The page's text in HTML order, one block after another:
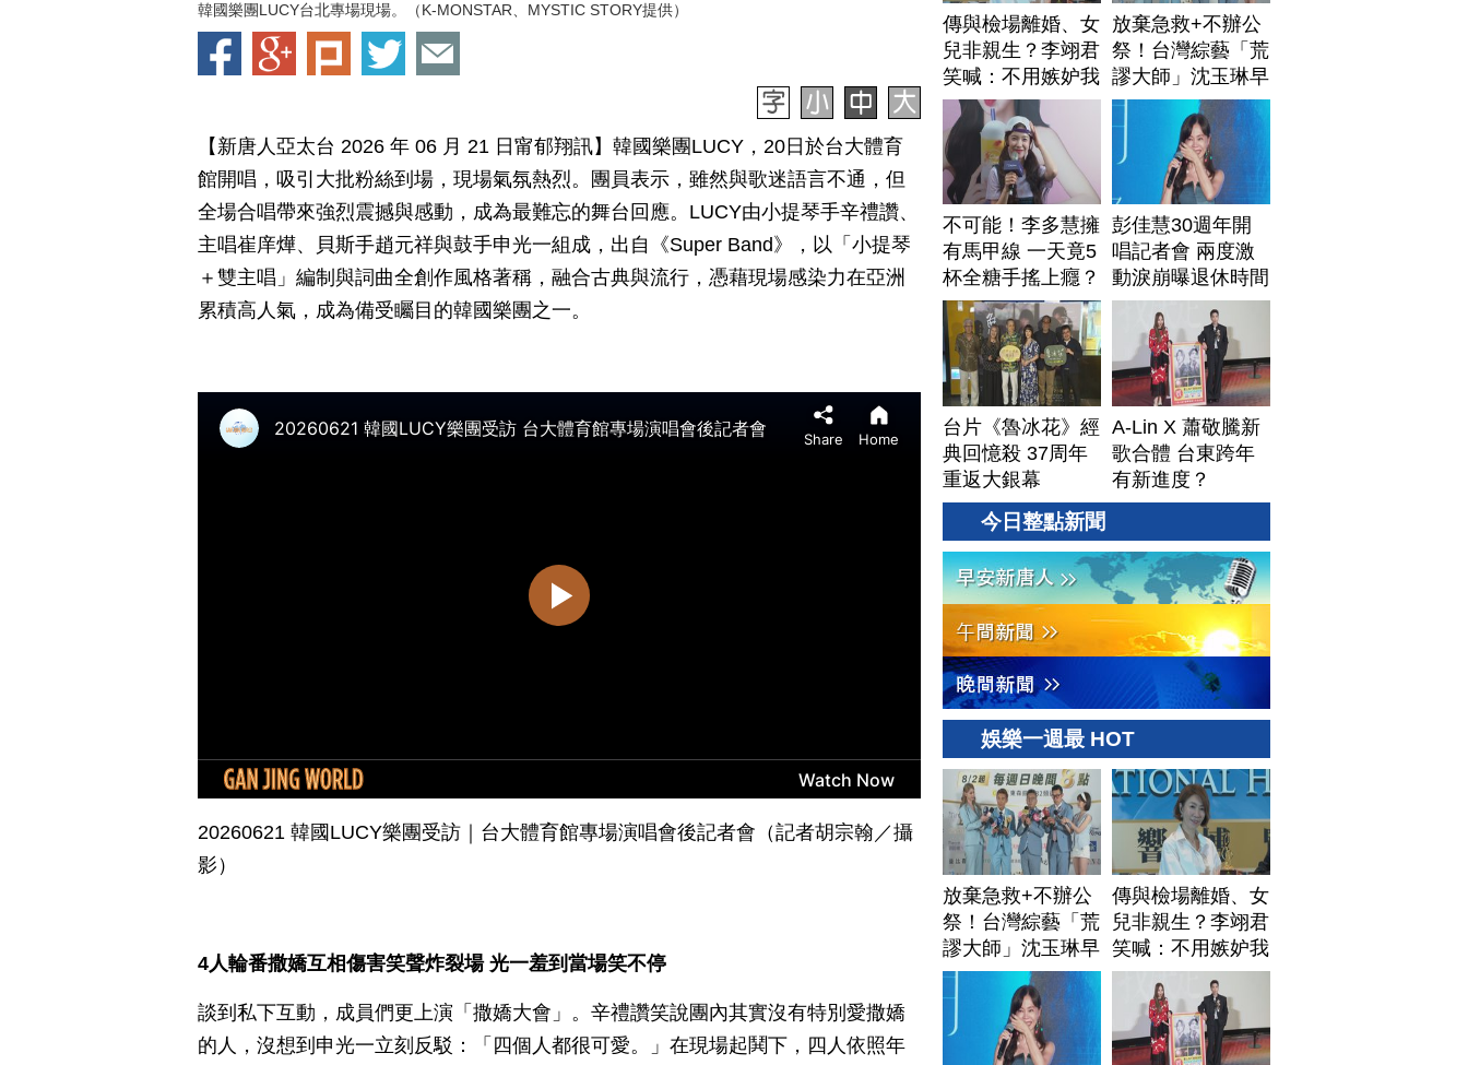
韓國樂團LUCY台北專場現場。（K-MONSTAR、MYSTIC STORY提供）
【新唐人亞太台 2026 年 06 月 21 日甯郁翔訊】韓國樂團LUCY，20日於台大體育
館開唱，吸引大批粉絲到場，現場氣氛熱烈。團員表示，雖然與歌迷語言不通，但
全場合唱帶來強烈震撼與感動，成為最難忘的舞台回應。LUCY由小提琴手辛禮讚、
主唱崔庠燁、貝斯手趙元祥與鼓手申光一組成，出自《Super Band》，以「小提琴
＋雙主唱」編制與詞曲全創作風格著稱，融合古典與流行，憑藉現場感染力在亞洲
累積高人氣，成為備受矚目的韓國樂團之一。
20260621 韓國LUCY樂團受訪｜台大體育館專場演唱會後記者會（記者胡宗翰／攝
影）
4人輪番撒嬌互相傷害笑聲炸裂場 光一羞到當場笑不停
談到私下互動，成員們更上演「撒嬌大會」。辛禮讚笑說團內其實沒有特別愛撒嬌
的人，沒想到申光一立刻反駁：「四個人都很可愛。」在現場起鬨下，四人依照年
傳與檢場離婚、女
兒非親生？李翊君
笑喊：不用嫉妒我
放棄急救+不辦公
祭！台灣綜藝「荒
謬大師」沈玉琳早
安排身後事
不可能！李多慧擁
有馬甲線 一天竟5
杯全糖手搖上癮？
彭佳慧30週年開
唱記者會 兩度激
動淚崩曝退休時間
台片《魯冰花》經
典回憶殺 37周年
重返大銀幕
A-Lin X 蕭敬騰新
歌合體 台東跨年
有新進度？
今日整點新聞
娛樂一週最 HOT
放棄急救+不辦公
祭！台灣綜藝「荒
謬大師」沈玉琳早
安排身後事
傳與檢場離婚、女
兒非親生？李翊君
笑喊：不用嫉妒我